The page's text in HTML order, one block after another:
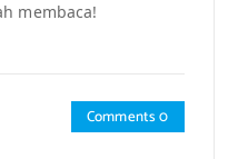
membaca!
Comments 0